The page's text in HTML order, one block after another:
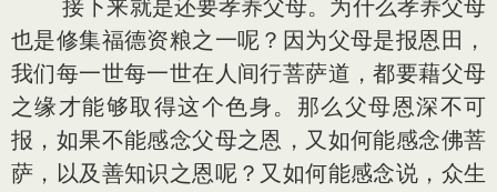
接下来就是还要孝养父母。为什么孝养父母
也是修集福德资粮之一呢？因为父母是报恩田，
我们每一世每一世在人间行菩萨道，都要藉父母
之缘才能够取得这个色身。那么父母恩深不可
报，如果不能感念父母之恩，又如何能感念佛菩
萨，以及善知识之恩呢？又如何能感念说，众生